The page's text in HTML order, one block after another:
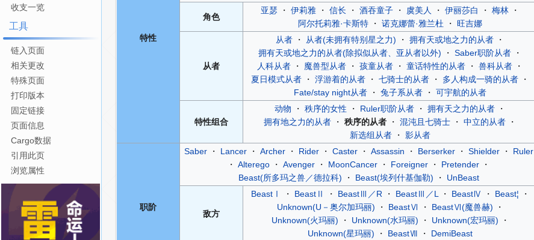
特性
角色
亚瑟 ・ 伊莉雅 ・ 信长 ・ 酒吞童子 ・ 虞美人 ・ 伊丽莎白 ・ 梅林 ・
阿尔托莉雅·卡斯特 ・ 诺克娜蕾·雅兰杜 ・ 旺吉娜
从者
从者 ・ 从者(未拥有特别星之力) ・ 拥有天或地之力的从者 ・
拥有天或地之力的从者(除拟似从者、亚从者以外) ・ Saber职阶从者 ・
人科从者 ・ 魔兽型从者 ・ 孩童从者 ・ 童话特性的从者 ・ 兽科从者 ・
夏日模式从者 ・ 浮游着的从者 ・ 七骑士的从者 ・ 多人构成一骑的从者 ・
Fate/stay night从者 ・ 兔子系从者 ・ 可宇航的从者
特性组合
动物 ・ 秩序的女性 ・ Ruler职阶从者 ・ 拥有天之力的从者 ・
拥有地之力的从者 ・ 秩序的从者 ・ 混沌且七骑士 ・ 中立的从者 ・
新选组从者 ・ 影从者
职阶
Saber・ Lancer・ Archer・ Rider・ Caster・ Assassin ・ Berserker・ Shielder・ Ruler
・ Alterego ・ Avenger ・ MoonCancer ・ Foreigner ・ Pretender ・
Beast(所多玛之兽／德拉科) ・ Beast(埃列什基伽勒) ・ UnBeast
敌方
BeastⅠ ・ BeastⅡ ・ BeastⅢ／R・ BeastⅢ／L・ BeastⅣ ・ Beast¦ ・
Unknown(U－奥尔加玛丽) ・ BeastⅥ ・ BeastⅥ(魔兽赫) ・
Unknown(火玛丽) ・ Unknown(水玛丽) ・ Unknown(宏玛丽) ・
Unknown(星玛丽) ・ BeastⅦ ・ DemiBeast
收支一览
工具
链入页面
相关更改
特殊页面
打印版本
固定链接
页面信息
Cargo数据
引用此页
浏览属性